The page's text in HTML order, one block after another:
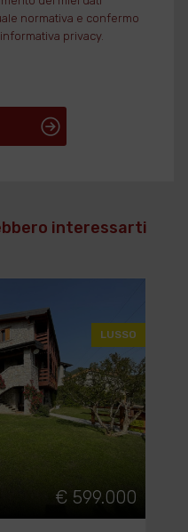
normativa e confermo
privacy.
interessarti
LUSSO
€ 599.000